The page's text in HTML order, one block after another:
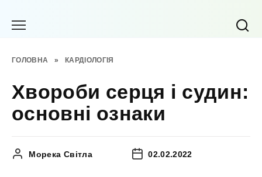
ГОЛОВНА » КАРДІОЛОГІЯ
Хвороби серця і судин:
основні ознаки
Морека Світла 02.02.2022